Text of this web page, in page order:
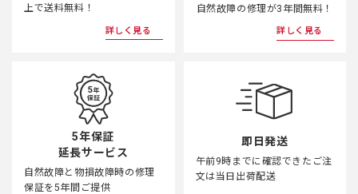
上で送料無料！
詳しく見る
自然故障の修理が3年間無料！
詳しく見る
5年保証
延長サービス
自然故障と物損故障時の修理
保証を5年間ご提供
即日発送
午前9時までに確認できたご注
文は当日出荷配送